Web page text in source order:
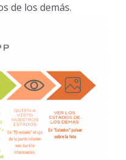
de los demás.